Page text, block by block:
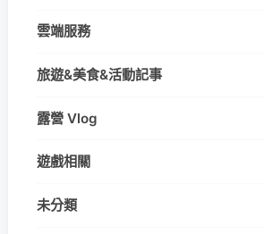
雲端服務
旅遊&美食&活動記事
露營 Vlog
遊戲相關
未分類